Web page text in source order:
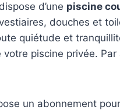
dispose d’une piscine
douches et
quiétude et
piscine privée.
un abonnement